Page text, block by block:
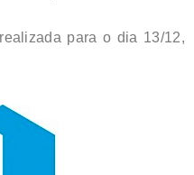
para o dia 13/12,